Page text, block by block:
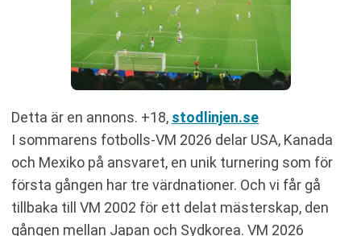
Detta är en annons. +18, stodlinjen.se
I sommarens fotbolls-VM 2026 delar USA, Kanada
och Mexiko på ansvaret, en unik turnering som för
första gången har tre värdnationer. Och vi får gå
tillbaka till VM 2002 för ett delat mästerskap, den
gången mellan Japan och Sydkorea. VM 2026